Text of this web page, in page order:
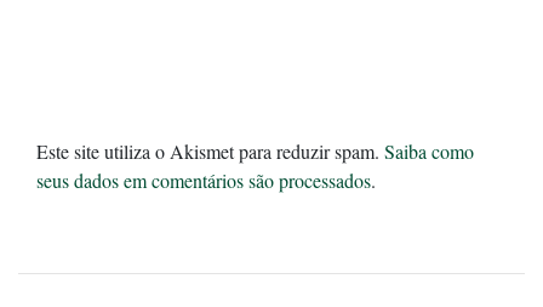
Este site utiliza o Akismet para reduzir spam. Saiba como
seus dados em comentários são processados.